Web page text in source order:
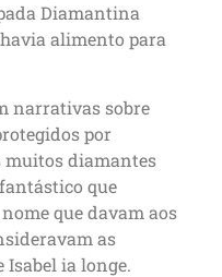
Diamantina
alimento para
narrativas sobre
por
muitos diamantes
que
que davam aos
as
ia longe.